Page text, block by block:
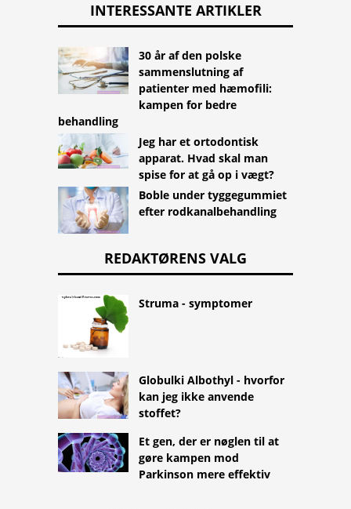
INTERESSANTE ARTIKLER
30 år af den polske
sammenslutning af
patienter med hæmofili:
kampen for bedre
behandling
Jeg har et ortodontisk
apparat. Hvad skal man
spise for at gå op i vægt?
Boble under tyggegummiet
efter rodkanalbehandling
REDAKTØRENS VALG
Struma - symptomer
Globulki Albothyl - hvorfor
kan jeg ikke anvende
stoffet?
Et gen, der er nøglen til at
gøre kampen mod
Parkinson mere effektiv